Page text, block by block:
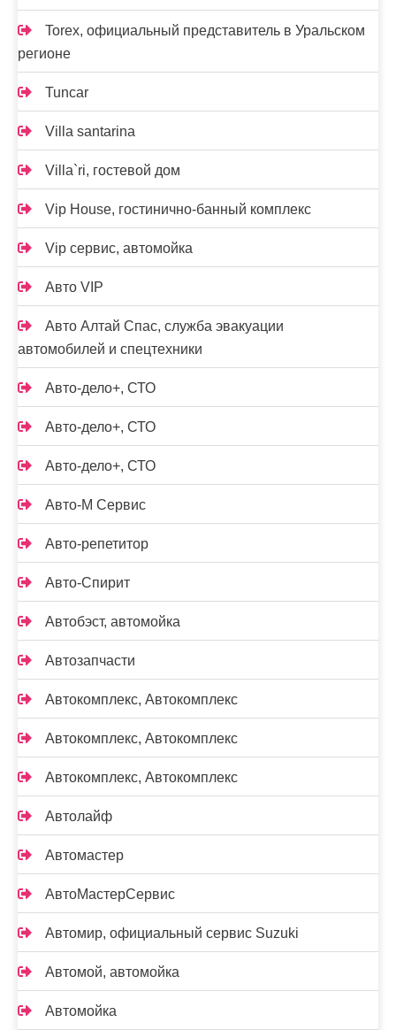
Torex, официальный представитель в Уральском
регионе
Tuncar
Villa santarina
Villa`ri, гостевой дом
Vip House, гостинично-банный комплекс
Vip сервис, автомойка
Авто VIP
Авто Алтай Спас, служба эвакуации
автомобилей и спецтехники
Авто-дело+, СТО
Авто-дело+, СТО
Авто-дело+, СТО
Авто-М Сервис
Авто-репетитор
Авто-Спирит
Автобэст, автомойка
Автозапчасти
Автокомплекс, Автокомплекс
Автокомплекс, Автокомплекс
Автокомплекс, Автокомплекс
Автолайф
Автомастер
АвтоМастерСервис
Автомир, официальный сервис Suzuki
Автомой, автомойка
Автомойка